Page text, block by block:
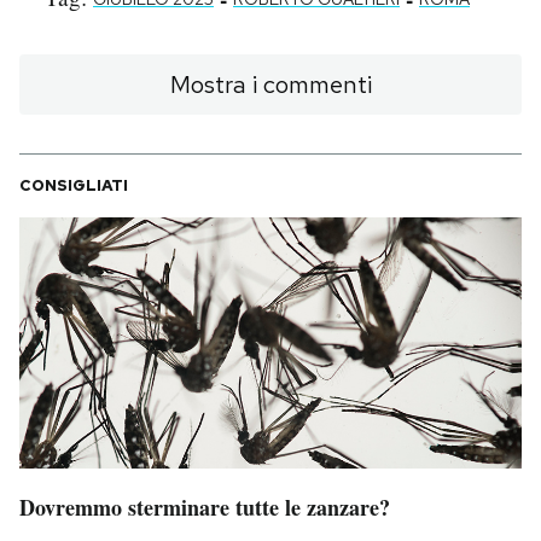
Mostra i commenti
CONSIGLIATI
Dovremmo sterminare tutte le zanzare?